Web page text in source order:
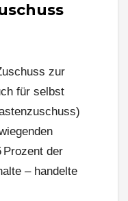
zur
für selbst
Prozent der
– handelte